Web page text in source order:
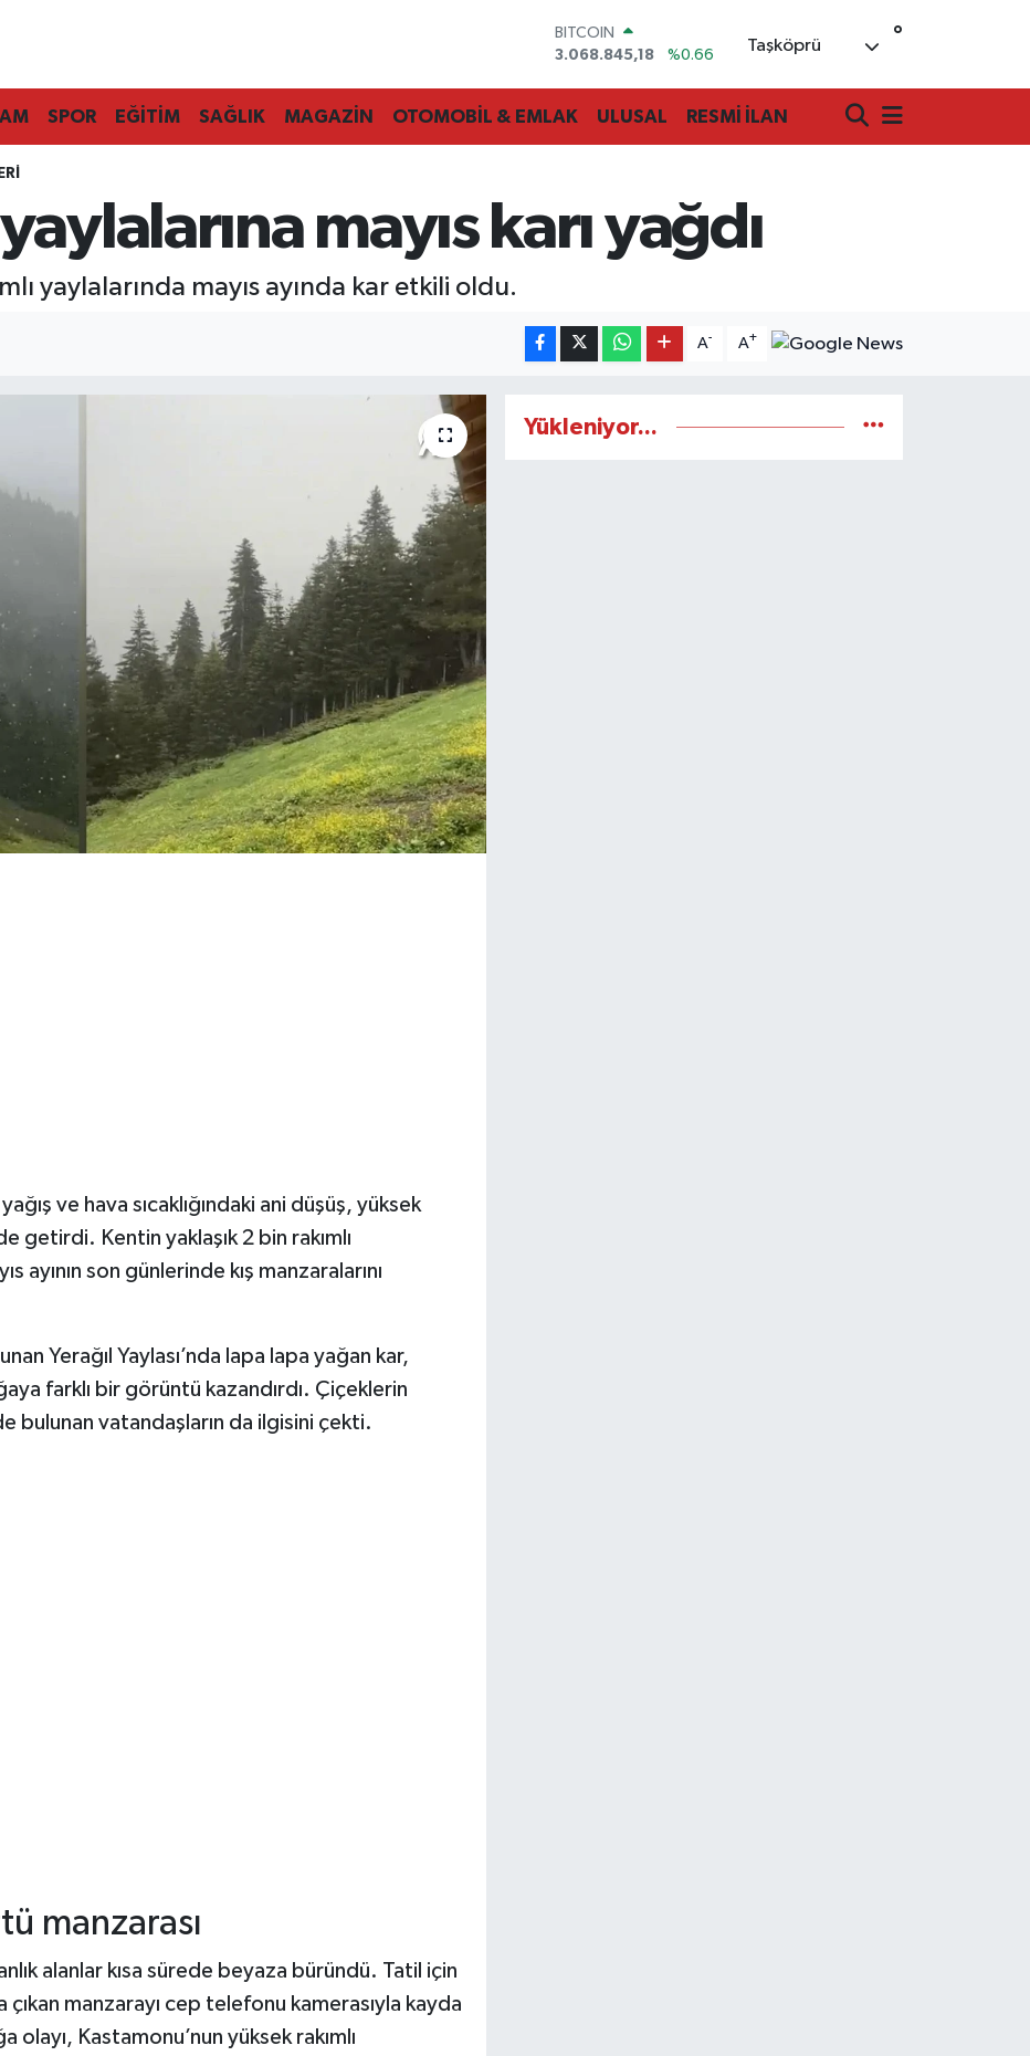
BITCOIN
3.068.845,18
%0.66
EURO
55,1336
%0.18
6518.23
%0.39
BİST100
Taşköprü °
SPOR EĞİTİM SAĞLIK MAGAZİN OTOMOBİL & EMLAK ULUSAL RESMİ İLAN
mayıs karı yağdı
yaylalarında mayıs ayında kar etkili oldu.
A- A+
ve hava sıcaklığındaki ani düşüş, yüksek
getirdi. Kentin yaklaşık 2 bin rakımlı
ayının son günlerinde kış manzaralarını
Yerağıl Yaylası’nda lapa lapa yağan kar,
farklı bir görüntü kazandırdı. Çiçeklerin
bulunan vatandaşların da ilgisini çekti.
manzarası
alanlar kısa sürede beyaza büründü. Tatil için
manzarayı cep telefonu kamerasıyla kayda
olayı, Kastamonu’nun yüksek rakımlı
Yükleniyor...